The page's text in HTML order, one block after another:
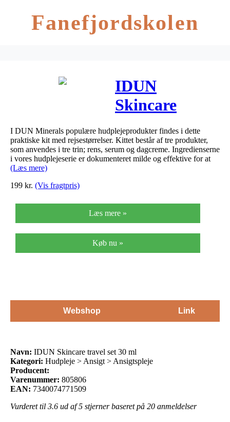
Fanefjordskolen
IDUN
Skincare
travel set 30
ml
I DUN Minerals populære hudplejeprodukter findes i dette
praktiske kit med rejsestørrelser. Kittet består af tre produkter,
som anvendes i tre trin; rens, serum og dagcreme. Ingredienserne
i vores hudplejeserie er dokumenteret milde og effektive for at
(Læs mere)
199 kr. (Vis fragtpris)
Læs mere »
Køb nu »
Webshop Link
Navn: IDUN Skincare travel set 30 ml
Kategori: Hudpleje > Ansigt > Ansigtspleje
Producent:
Varenummer: 805806
EAN: 7340074771509
Vurderet til 3.6 ud af 5 stjerner baseret på 20 anmeldelser